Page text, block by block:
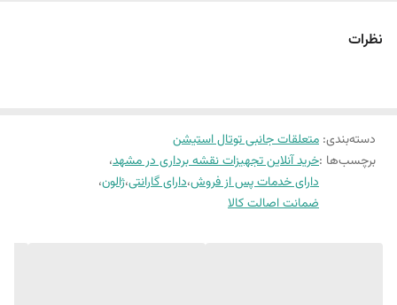
اقلام همراه : کیف بزرنتی و تراز
ژالون فول کربنی 2.40 طرح های تارگت
– مدرج ، سبک و دقیق برای
نقشه‌برداری حرفه‌ای
ژالون فول کربنی 2.40 طرح های تارگت
نظرات
دسته‌بندی: متعلقات جانبی توتال استیشن
برچسب‌ها :خرید آنلاین تجهیزات نقشه برداری در مشهد،
دارای خدمات پس از فروش،دارای گارانتی،ژالون،
ضمانت اصالت کالا